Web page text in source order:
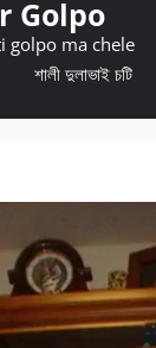
Golpo
golpo ma chele
শালী দুলাভাই চটি